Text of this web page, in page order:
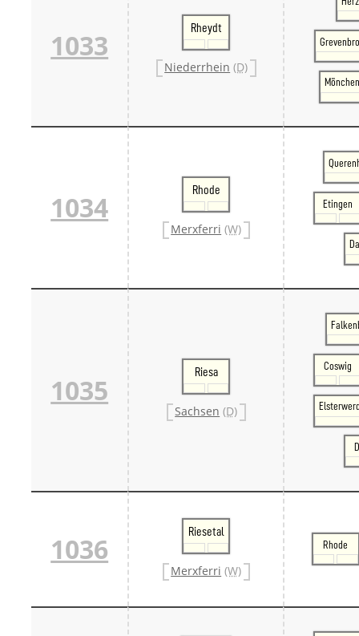
1033
Rheydt
Niederrhein (D)
1034
Rhode
Merxferri (W)
Etingen
1035
Riesa
Sachsen (D)
Coswig
1036
Riesetal
Merxferri (W)
Rhode